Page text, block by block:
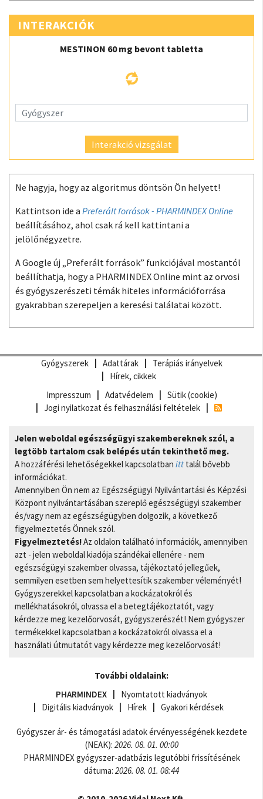
INTERAKCIÓK
MESTINON 60 mg bevont tabletta
Interakció vizsgálat
Ne hagyja, hogy az algoritmus döntsön Ön helyett!
Kattintson ide a Preferált források - PHARMINDEX Online
beállításához, ahol csak rá kell kattintani a
jelölőnégyzetre.
A Google új „Preferált források” funkciójával mostantól
beállíthatja, hogy a PHARMINDEX Online mint az orvosi
és gyógyszerészeti témák hiteles információforrása
gyakrabban szerepeljen a keresési találatai között.
Gyógyszerek Adattárak
Terápiás irányelvek
Hírek, cikkek
Impresszum
Adatvédelem
Sütik (cookie)
Jogi nyilatkozat és felhasználási feltételek
Jelen weboldal egészségügyi szakembereknek szól, a
legtöbb tartalom csak belépés után tekinthető meg.
A hozzáférési lehetőségekkel kapcsolatban itt talál bővebb
információkat.
Amennyiben Ön nem az Egészségügyi Nyilvántartási és Képzési
Központ nyilvántartásában szereplő egészségügyi szakember
és/vagy nem az egészségügyben dolgozik, a következő
figyelmeztetés Önnek szól.
Figyelmeztetés!Az oldalon található információk, amennyiben
azt - jelen weboldal kiadója szándékai ellenére - nem
egészségügyi szakember olvassa, tájékoztató jellegűek,
semmilyen esetben sem helyettesítik szakember véleményét!
Gyógyszerekkel kapcsolatban a kockázatokról és
mellékhatásokról, olvassa el a betegtájékoztatót, vagy
kérdezze meg kezelőorvosát, gyógyszerészét! Nem gyógyszer
termékekkel kapcsolatban a kockázatokról olvassa el a
használati útmutatót vagy kérdezze meg kezelőorvosát!
További oldalaink:
PHARMINDEX
Nyomtatott kiadványok
Digitális kiadványok
Hírek Gyakori kérdések
Gyógyszer ár- és támogatási adatok érvényességének kezdete
(NEAK): 2026. 08. 01. 00:00
PHARMINDEX gyógyszer-adatbázis legutóbbi frissítésének
dátuma: 2026. 08. 01. 08:44